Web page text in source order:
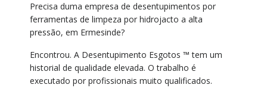
Precisa duma empresa de desentupimentos por
ferramentas de limpeza por hidrojacto a alta
pressão, em Ermesinde?
Encontrou. A Desentupimento Esgotos ™ tem um
historial de qualidade elevada. O trabalho é
executado por profissionais muito qualificados.